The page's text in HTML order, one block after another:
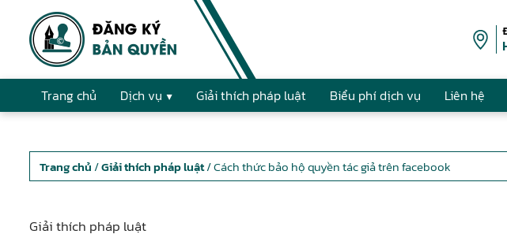
Trang chủ Dịch vụ Giải thích pháp luật Biểu phí dịch vụ Liên hệ
Trang chủ /Giải thích pháp luật/ Cách thức bảo hộ quyền tác giả trên facebook
Giải thích pháp luật